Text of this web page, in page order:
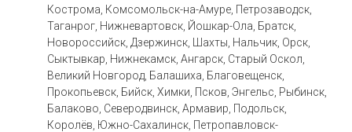
Кострома, Комсомольск-на-Амуре, Петрозаводск,
Таганрог, Нижневартовск, Йошкар-Ола, Братск,
Новороссийск, Дзержинск, Шахты, Нальчик, Орск,
Сыктывкар, Нижнекамск, Ангарск, Старый Оскол,
Великий Новгород, Балашиха, Благовещенск,
Прокопьевск, Бийск, Химки, Псков, Энгельс, Рыбинск,
Балаково, Северодвинск, Армавир, Подольск,
Королёв, Южно-Сахалинск, Петропавловск-